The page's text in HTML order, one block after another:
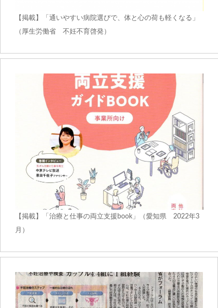
【掲載】「通いやすい病院選びで、体と心の荷も軽くなる」
（厚生労働省 不妊不育啓発）
【掲載】「治療と仕事の両立支援book」（愛知県 2022年3
月）